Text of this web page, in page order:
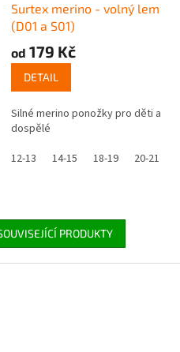
Surtex merino - volný lem
(D01 a S01)
od 179 Kč
DETAIL
Silné merino ponožky pro děti a
dospělé
12-13
14-15 18-19 20-21
PRODUKTY